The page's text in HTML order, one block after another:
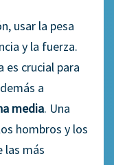
usar la pesa
y la fuerza.
es crucial para
a
media. Una
hombros y los
las más